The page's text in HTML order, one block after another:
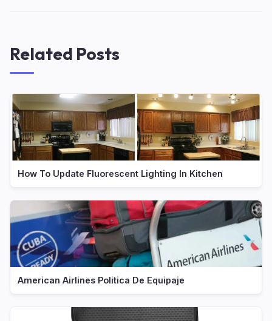
Related Posts
How To Update Fluorescent Lighting In Kitchen
American Airlines Politica De Equipaje